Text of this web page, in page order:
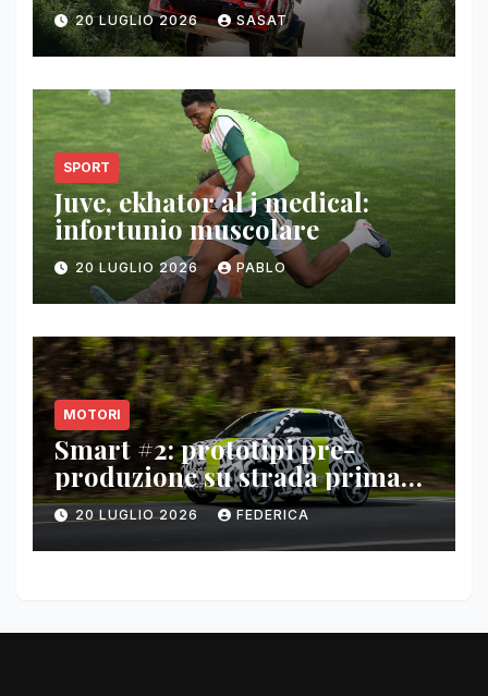
20 LUGLIO 2026 SASAT
SPORT
Juve, ekhator al j medical:
infortunio muscolare
20 LUGLIO 2026 PABLO
MOTORI
Smart #2: prototipi pre-
produzione su strada prima
del paris motor show 2026
20 LUGLIO 2026 FEDERICA